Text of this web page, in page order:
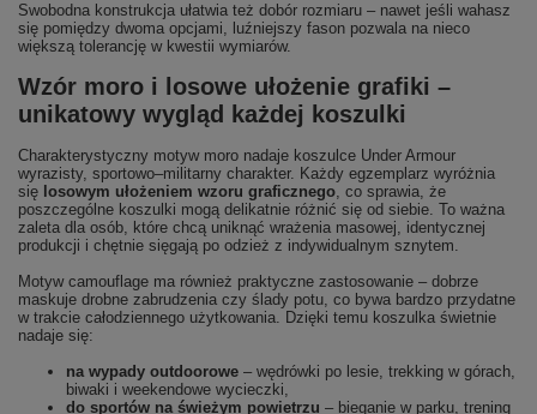
Swobodna konstrukcja ułatwia też dobór rozmiaru – nawet jeśli wahasz
się pomiędzy dwoma opcjami, luźniejszy fason pozwala na nieco
większą tolerancję w kwestii wymiarów.
Wzór moro i losowe ułożenie grafiki –
unikatowy wygląd każdej koszulki
Charakterystyczny motyw moro nadaje koszulce Under Armour
wyrazisty, sportowo–militarny charakter. Każdy egzemplarz wyróżnia
się losowym ułożeniem wzoru graficznego, co sprawia, że
poszczególne koszulki mogą delikatnie różnić się od siebie. To ważna
zaleta dla osób, które chcą uniknąć wrażenia masowej, identycznej
produkcji i chętnie sięgają po odzież z indywidualnym sznytem.
Motyw camouflage ma również praktyczne zastosowanie – dobrze
maskuje drobne zabrudzenia czy ślady potu, co bywa bardzo przydatne
w trakcie całodziennego użytkowania. Dzięki temu koszulka świetnie
nadaje się:
na wypady outdoorowe – wędrówki po lesie, trekking w górach,
biwaki i weekendowe wycieczki,
do sportów na świeżym powietrzu – bieganie w parku, trening